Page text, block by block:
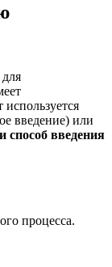
введение) или
способ введения
процесса.